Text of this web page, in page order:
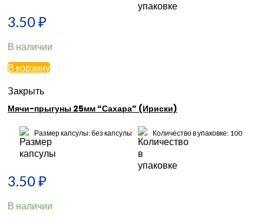
3.50₽
В наличии
В корзину
Закрыть
Мячи-прыгуны 25мм “Сахара” (Ириски)
Размер капсулы: без капсулы Количество в упаковке: 100
3.50₽
В наличии